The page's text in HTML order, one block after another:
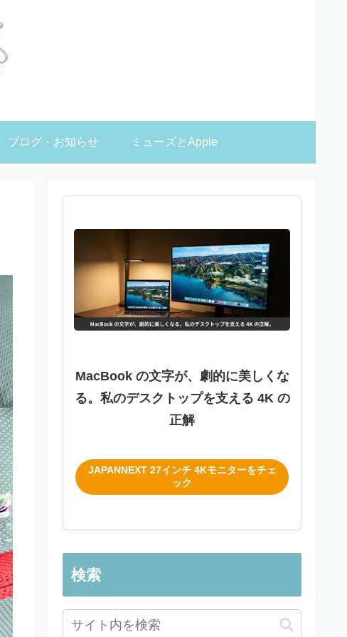
ブログ・お知らせ ミューズとApple
MacBook の文字が、劇的に美しくな
る。私のデスクトップを支える 4K の
正解
JAPANNEXT 27インチ 4Kモニターをチェ
ック
検索